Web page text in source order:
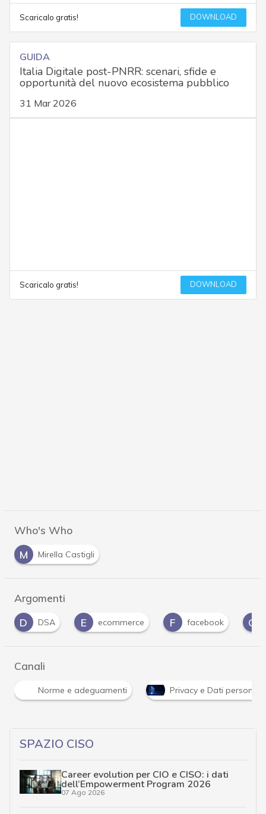
Scaricalo gratis! DOWNLOAD
GUIDA
Italia Digitale post-PNRR: scenari, sfide e
opportunità del nuovo ecosistema pubblico
31 Mar 2026
Scaricalo gratis! DOWNLOAD
Who's Who
M
Mirella Castigli
Argomenti
E
ecommerce F facebook G Garante
Canali
Norme e adeguamenti Privacy e Dati personali
SPAZIO CISO
Career evolution per CIO e CISO: i dati
dell’Empowerment Program 2026
07 Ago 2026